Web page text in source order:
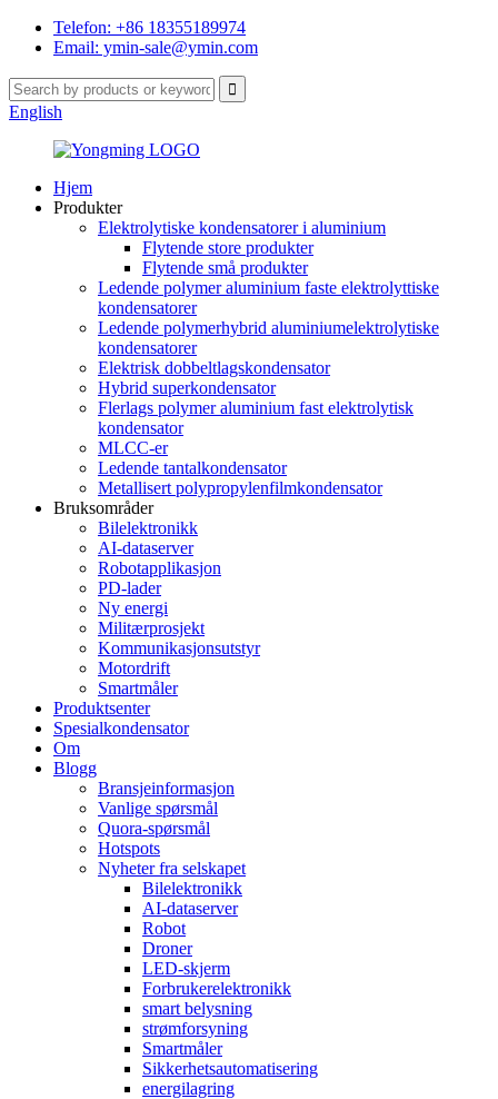
Telefon: +86 18355189974
Email: ymin-sale@ymin.com
English
Hjem
Produkter
Elektrolytiske kondensatorer i aluminium
Flytende store produkter
Flytende små produkter
Ledende polymer aluminium faste elektrolyttiske
kondensatorer
Ledende polymerhybrid aluminiumelektrolytiske
kondensatorer
Elektrisk dobbeltlagskondensator
Hybrid superkondensator
Flerlags polymer aluminium fast elektrolytisk
kondensator
MLCC-er
Ledende tantalkondensator
Metallisert polypropylenfilmkondensator
Bruksområder
Bilelektronikk
AI-dataserver
Robotapplikasjon
PD-lader
Ny energi
Militærprosjekt
Kommunikasjonsutstyr
Motordrift
Smartmåler
Produktsenter
Spesialkondensator
Om
Blogg
Bransjeinformasjon
Vanlige spørsmål
Quora-spørsmål
Hotspots
Nyheter fra selskapet
Bilelektronikk
AI-dataserver
Robot
Droner
LED-skjerm
Forbrukerelektronikk
smart belysning
strømforsyning
Smartmåler
Sikkerhetsautomatisering
energilagring